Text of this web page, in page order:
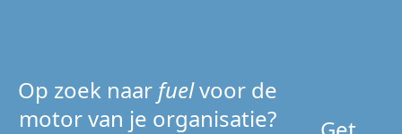
Op zoek naar fuelvoor de
motor van je organisatie?